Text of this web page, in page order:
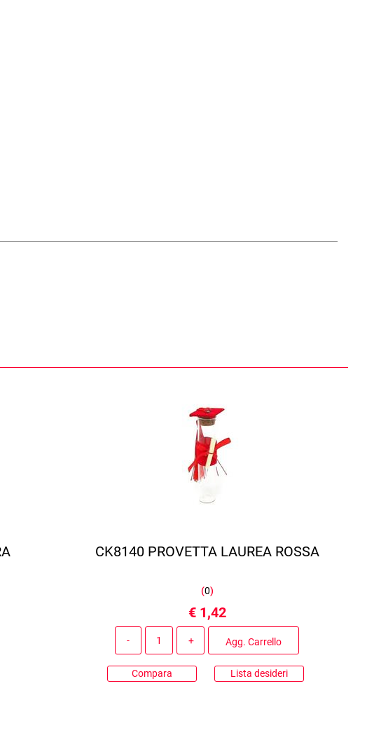
CK8140 PROVETTA LAUREA ROSSA
(0)
€ 1,42
Agg. Carrello
Compara Lista desideri